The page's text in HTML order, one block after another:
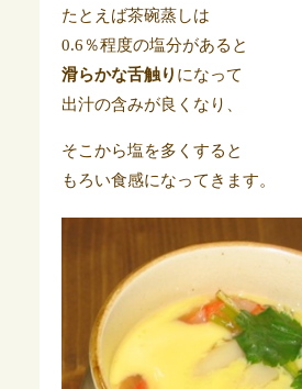
たとえば茶碗蒸しは
0.6％程度の塩分があると
滑らかな舌触り になって
出汁の含みが良くなり、
そこから塩を多くすると
もろい食感になってきます。